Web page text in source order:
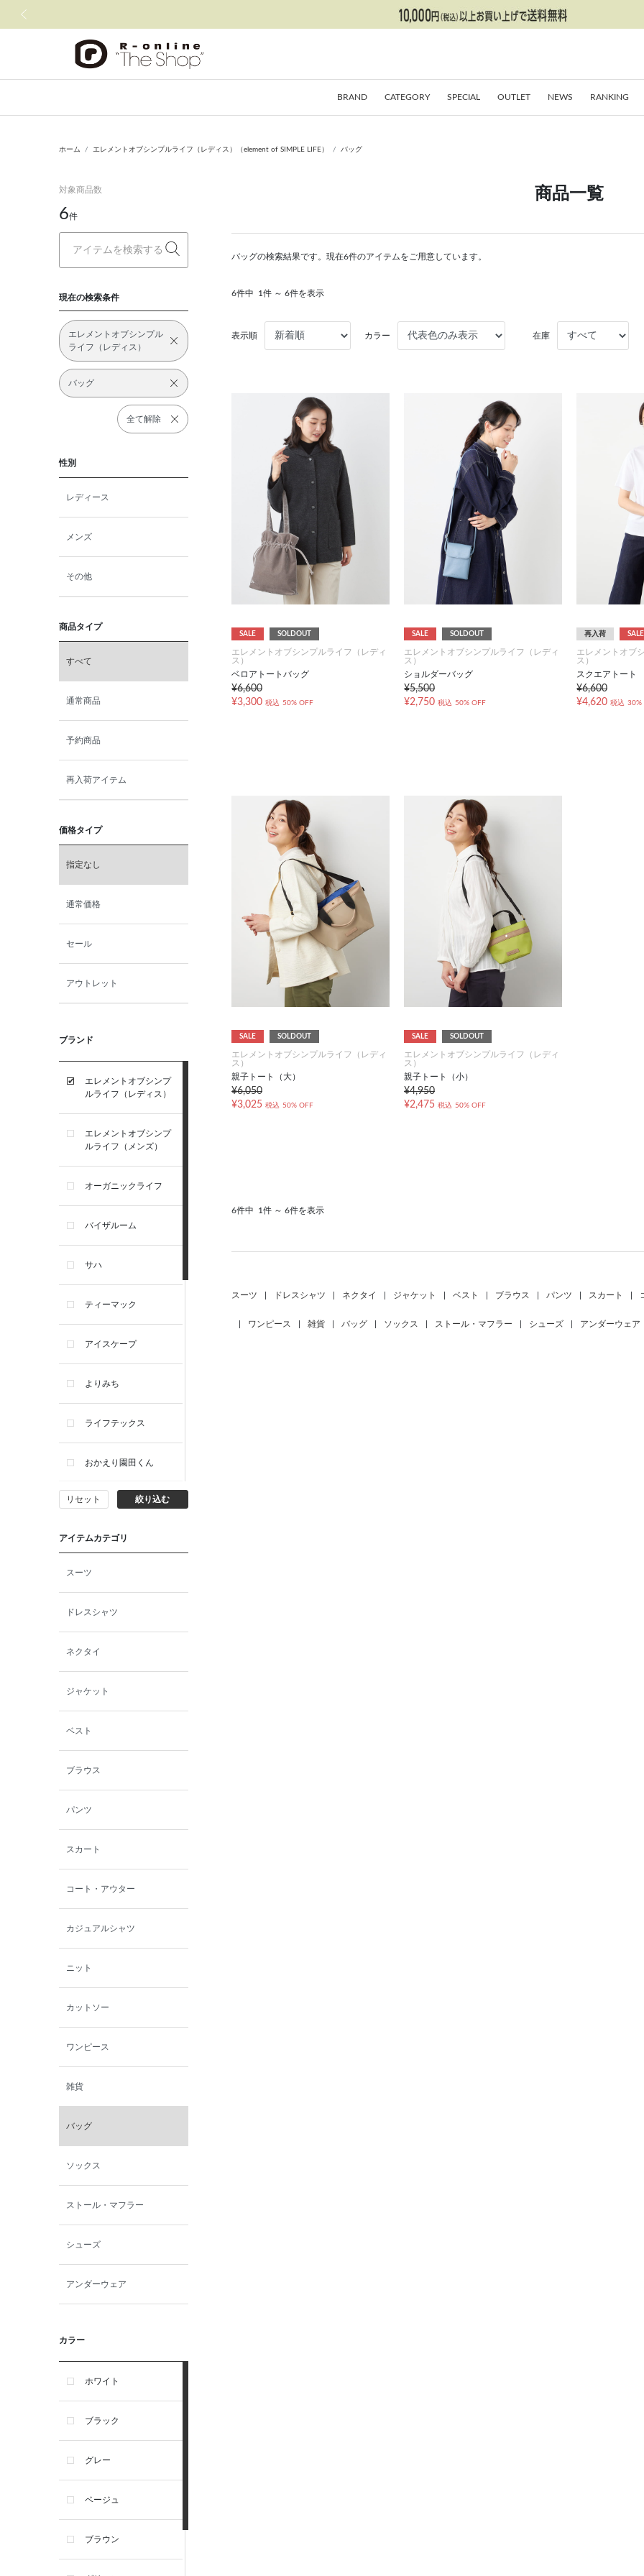
BRAND CATEGORY SPECIAL OUTLET NEWS RANKING
ホーム エレメントオブシンプルライフ（レディス）（element of SIMPLE LIFE） バッグ
対象商品数
6件
現在の検索条件
エレメントオブシンプル
ライフ（レディス）
バッグ
全て解除
性別
レディース
メンズ
その他
商品タイプ
すべて
通常商品
予約商品
再入荷アイテム
価格タイプ
指定なし
通常価格
セール
アウトレット
ブランド
エレメントオブシンプ
ルライフ（レディス）
エレメントオブシンプ
ルライフ（メンズ）
オーガニックライフ
バイザルーム
サハ
ティーマック
アイスケープ
よりみち
ライフテックス
おかえり園田くん
ビー・エー・ジー
イヴィスト
ン
西脇シリーズ
小泉革店
シャミー
パーソンズジーンズ
ファインデーション
ローズペッシュ / パル
モンド
リセット 絞り込む
アイテムカテゴリ
スーツ
ドレスシャツ
ネクタイ
ジャケット
ベスト
ブラウス
パンツ
スカート
コート・アウター
カジュアルシャツ
ニット
カットソー
ワンピース
雑貨
バッグ
ソックス
ストール・マフラー
シューズ
アンダーウェア
カラー
ホワイト
ブラック
グレー
ベージュ
ブラウン
商品一覧
バッグの検索結果です。現在6件のアイテムをご用意しています。
6件中 1件 ～ 6件を表示
表示順 カラー 在庫
SALE SOLDOUT
エレメントオブシンプルライフ（レディ
ス）
ベロアトートバッグ
¥6,600
¥3,300 税込 50% OFF
SALE SOLDOUT
エレメントオブシンプルライフ（レディ
ス）
ショルダーバッグ
¥5,500
¥2,750 税込 50% OFF
再入荷 SALE
エレメントオブ
ス）
スクエアトート
¥6,600
¥4,620 税込 30%
SALE SOLDOUT
エレメントオブシンプルライフ（レディ
ス）
親子トート（大）
¥6,050
¥3,025 税込 50% OFF
SALE SOLDOUT
エレメントオブシンプルライフ（レディ
ス）
親子トート（小）
¥4,950
¥2,475 税込 50% OFF
6件中 1件 ～ 6件を表示
スーツ ドレスシャツ ネクタイ ジャケット ベスト ブラウス パンツ スカート
ワンピース 雑貨 バッグ ソックス ストール・マフラー シューズ アンダーウェア